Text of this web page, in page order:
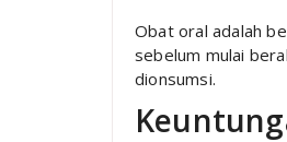
Obat oral adalah
sebelum mulai
dionsumsi.